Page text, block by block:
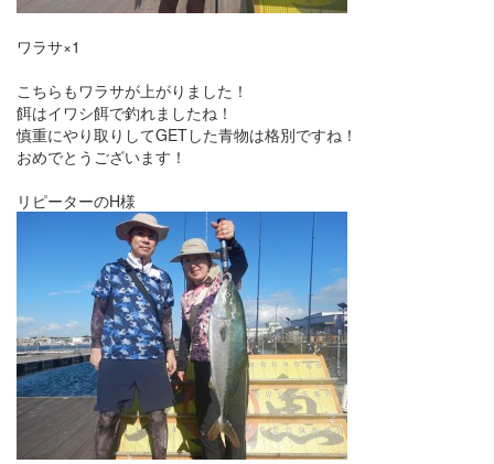
ワラサ×1
こちらもワラサが上がりました！
餌はイワシ餌で釣れましたね！
慎重にやり取りしてGETした青物は格別ですね！
おめでとうございます！
リピーターのH様